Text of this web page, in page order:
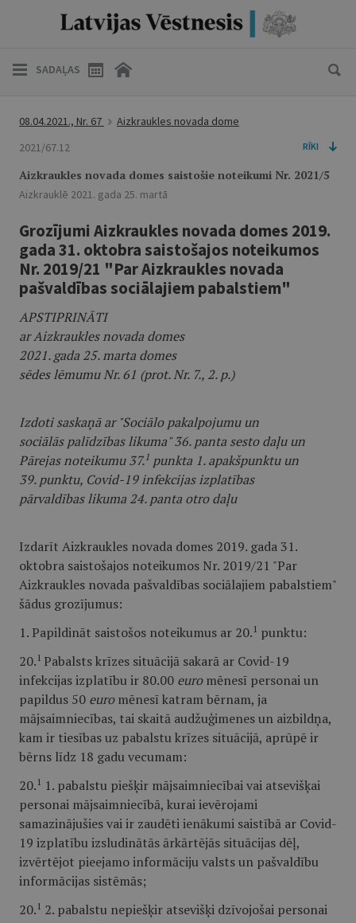
SADAĻAS
08.04.2021., Nr. 67
Aizkraukles novada dome
2021/67.12
RĪKI
Aizkraukles novada domes saistošie noteikumi Nr. 2021/5
Aizkrauklē 2021. gada 25. martā
Grozījumi Aizkraukles novada domes 2019.
gada 31. oktobra saistošajos noteikumos
Nr. 2019/21 "Par Aizkraukles novada
pašvaldības sociālajiem pabalstiem"
APSTIPRINĀTI
ar Aizkraukles novada domes
2021. gada 25. marta domes
sēdes lēmumu Nr. 61 (prot. Nr. 7., 2. p.)
Izdoti saskaņā ar "Sociālo pakalpojumu un
sociālās palīdzības likuma" 36. panta sesto daļu un
Pārejas noteikumu 37. 1 punkta 1. apakšpunktu un
39. punktu, Covid-19 infekcijas izplatības
pārvaldības likuma 24. panta otro daļu
Izdarīt Aizkraukles novada domes 2019. gada 31.
oktobra saistošajos noteikumos Nr. 2019/21 "Par
Aizkraukles novada pašvaldības sociālajiem pabalstiem"
šādus grozījumus:
1. Papildināt saistošos noteikumus ar 20. 1 punktu:
20. 1 Pabalsts krīzes situācijā sakarā ar Covid-19
infekcijas izplatību ir 80.00 euromēnesī personai un
papildus 50 euromēnesī katram bērnam, ja
mājsaimniecības, tai skaitā audžuģimenes un aizbildņa,
kam ir tiesības uz pabalstu krīzes situācijā, aprūpē ir
bērns līdz 18 gadu vecumam:
20. 1 1. pabalstu piešķir mājsaimniecībai vai atsevišķai
personai mājsaimniecībā, kurai ievērojami
samazinājušies vai ir zaudēti ienākumi saistībā ar Covid-
19 izplatību izsludinātās ārkārtējās situācijas dēļ,
izvērtējot pieejamo informāciju valsts un pašvaldību
informācijas sistēmās;
20. 1 2. pabalstu nepiešķir atsevišķi dzīvojošai personai